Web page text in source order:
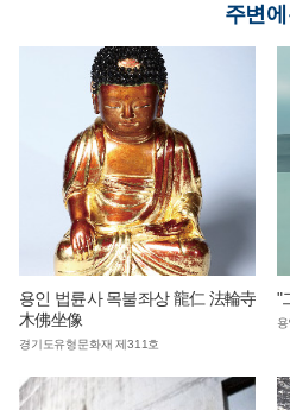
주변
용인 법륜사 목불좌상 龍仁 法輪寺
木佛坐像
경기도유형문화재 제311호
"